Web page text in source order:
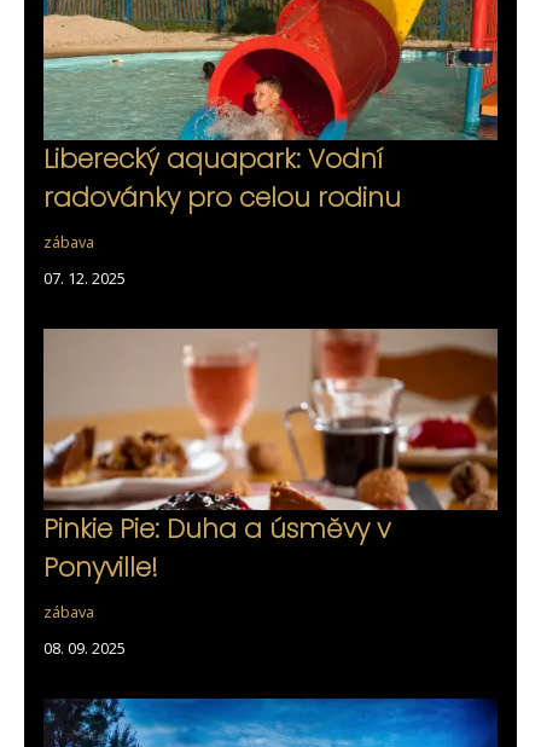
Liberecký aquapark: Vodní
radovánky pro celou rodinu
zábava
07. 12. 2025
Pinkie Pie: Duha a úsměvy v
Ponyville!
zábava
08. 09. 2025